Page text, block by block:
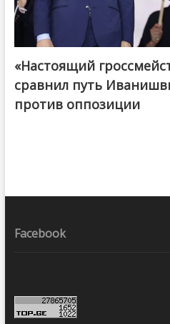
@ქართული ოცნება / Georgian
«Настоящий
сравнил путь
против оппозиции
Facebook